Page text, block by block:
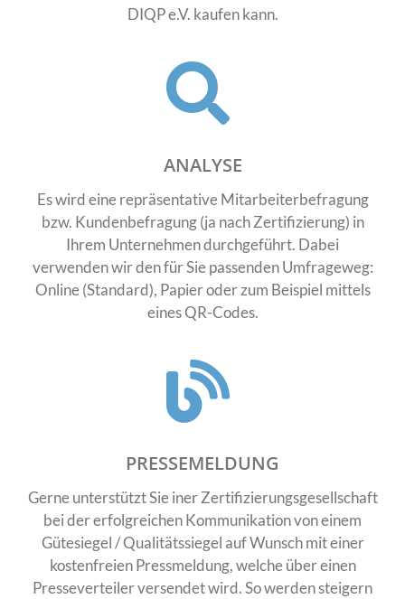
DIQP e.V. kaufen kann.
ANALYSE
Es wird eine repräsentative Mitarbeiterbefragung
bzw. Kundenbefragung (ja nach Zertifizierung) in
Ihrem Unternehmen durchgeführt. Dabei
verwenden wir den für Sie passenden Umfrageweg:
Online (Standard), Papier oder zum Beispiel mittels
eines QR-Codes.
PRESSEMELDUNG
Gerne unterstützt Sie iner Zertifizierungsgesellschaft
bei der erfolgreichen Kommunikation von einem
Gütesiegel / Qualitätssiegel auf Wunsch mit einer
kostenfreien Pressmeldung, welche über einen
Presseverteiler versendet wird. So werden steigern